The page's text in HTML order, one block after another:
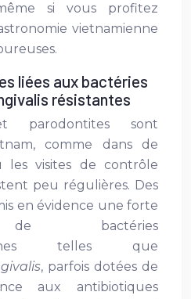
si vous profitez
vietnamienne
liées aux bactéries
résistantes
parodontites sont
comme dans de
les visites de contrôle
peu régulières. Des
en évidence une forte
de bactéries
telles que
, parfois dotées de
aux antibiotiques